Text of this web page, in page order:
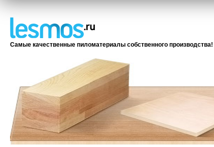
Самые качественные пиломатериалы собственного производства!